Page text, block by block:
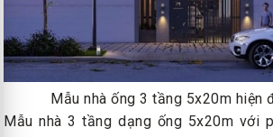
Mẫu nhà ống 3 tầng 5x20m hiện
Mẫu nhà 3 tầng dạng ống 5x20m với